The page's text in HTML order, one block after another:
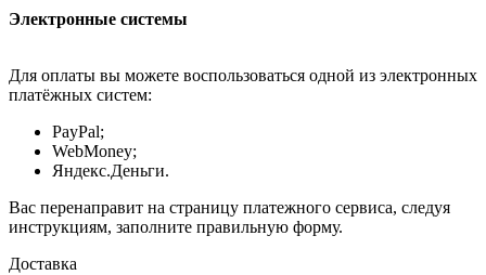
Электронные системы
Для оплаты вы можете воспользоваться одной из электронных
платёжных систем:
PayPal;
WebMoney;
Яндекс.Деньги.
Вас перенаправит на страницу платежного сервиса, следуя
инструкциям, заполните правильную форму.
Доставка